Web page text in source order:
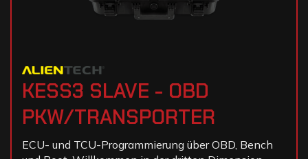
KESS3 SLAVE - OBD
PKW/TRANSPORTER
ECU- und TCU-Programmierung über OBD, Bench